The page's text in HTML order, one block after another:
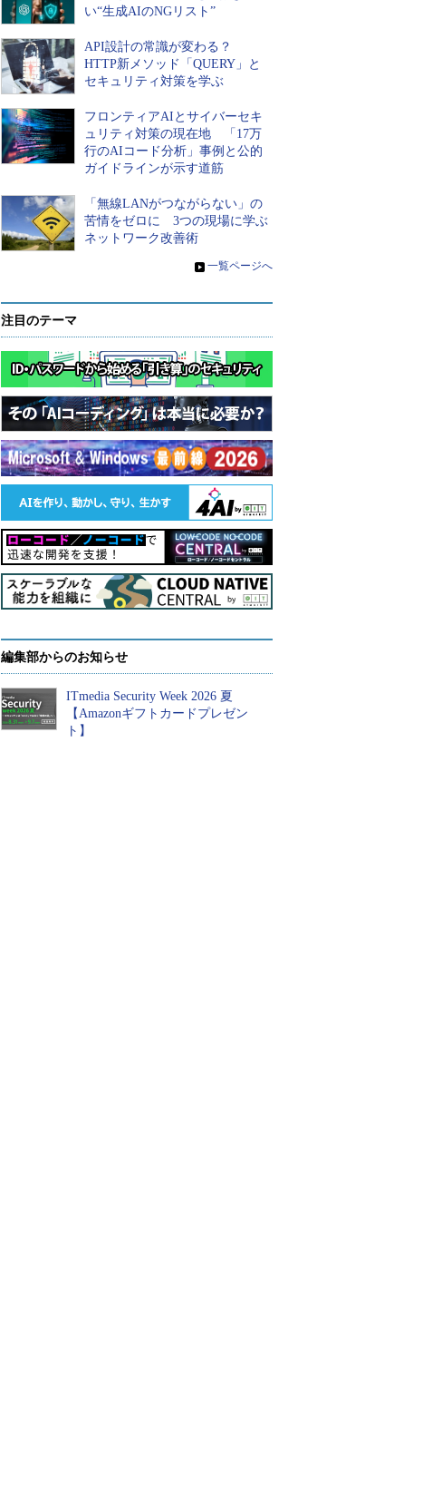
い“生成AIのNGリスト”
API設計の常識が変わる？
HTTP新メソッド「QUERY」と
セキュリティ対策を学ぶ
フロンティアAIとサイバーセキ
ュリティ対策の現在地 「17万
行のAIコード分析」事例と公的
ガイドラインが示す道筋
「無線LANがつながらない」の
苦情をゼロに 3つの現場に学ぶ
ネットワーク改善術
» 一覧ページへ
注目のテーマ
編集部からのお知らせ
ITmedia Security Week 2026 夏
【Amazonギフトカードプレゼン
ト】